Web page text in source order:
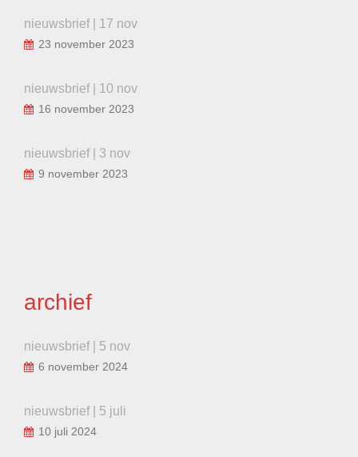
nieuwsbrief | 17 nov
23 november 2023
nieuwsbrief | 10 nov
16 november 2023
nieuwsbrief | 3 nov
9 november 2023
archief
nieuwsbrief | 5 nov
6 november 2024
nieuwsbrief | 5 juli
10 juli 2024